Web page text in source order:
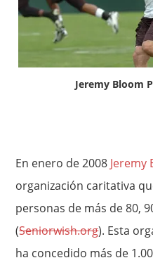
Jeremy Bloom
En enero de 2008 Jeremy
organización caritativa
personas de más de 80,
(Seniorwish.org). Esta
ha concedido más de